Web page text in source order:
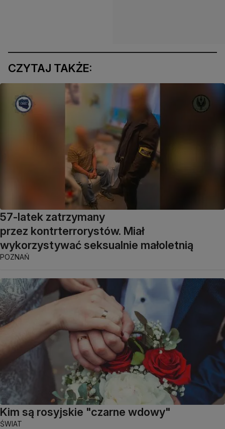
CZYTAJ TAKŻE:
57-latek zatrzymany
przez kontrterrorystów. Miał
wykorzystywać seksualnie małoletnią
POZNAŃ
Kim są rosyjskie "czarne wdowy"
ŚWIAT